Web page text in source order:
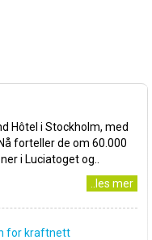
Hôtel i Stockholm, med
forteller de om 60.000
i Luciatoget og..
..les mer
for kraftnett